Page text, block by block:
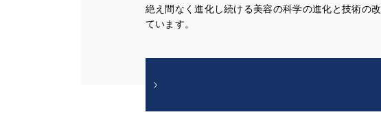
絶え間なく進化し続ける美容の科学の進化と技術の
ています。